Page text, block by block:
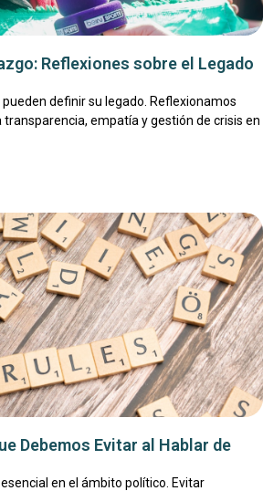
Reflexiones sobre el Legado
pueden definir su legado. Reflexionamos
empatía y gestión de crisis en
Debemos Evitar al Hablar de
en el ámbito político. Evitar